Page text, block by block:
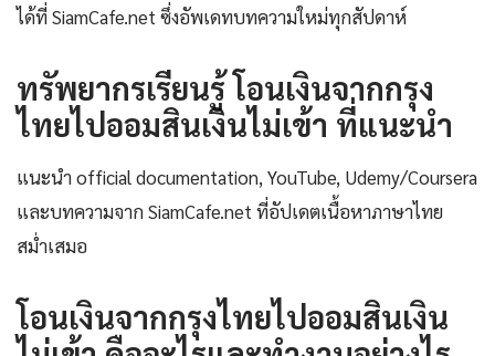
ได้ที่ SiamCafe.net ซึ่งอัพเดทบทความใหม่ทุกสัปดาห์
ทรัพยากรเรียนรู้ โอนเงินจากกรุง
ไทยไปออมสินเงินไม่เข้า ที่แนะนำ
แนะนำ official documentation, YouTube, Udemy/Coursera
และบทความจาก SiamCafe.net ที่อัปเดตเนื้อหาภาษาไทย
สม่ำเสมอ
โอนเงินจากกรุงไทยไปออมสินเงิน